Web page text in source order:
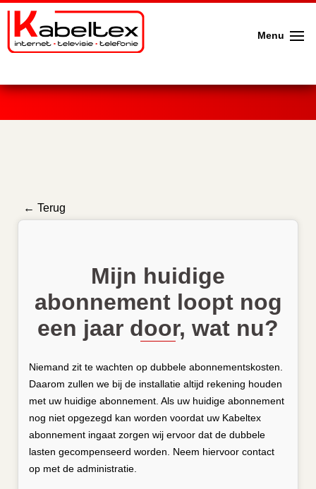
Menu
← Terug
Mijn huidige
abonnement loopt nog
een jaar door, wat nu?
Niemand zit te wachten op dubbele abonnementskosten.
Daarom zullen we bij de installatie altijd rekening houden
met uw huidige abonnement. Als uw huidige abonnement
nog niet opgezegd kan worden voordat uw Kabeltex
abonnement ingaat zorgen wij ervoor dat de dubbele
lasten gecompenseerd worden. Neem hiervoor contact
op met de administratie.